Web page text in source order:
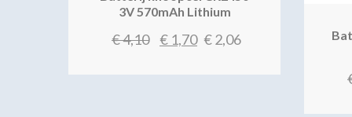
3V 570mAh Lithium
€4,10
Oorspronkelijke
€ 1,70 Huidige
€ 2,06